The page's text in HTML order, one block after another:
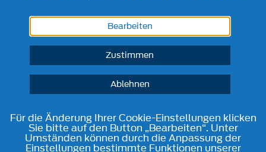
Bearbeiten
Zustimmen
Ablehnen
Für die Änderung Ihrer Cookie-Einstellungen klicken
Sie bitte auf den Button „Bearbeiten“. Unter
Umständen können durch die Anpassung der
Einstellungen bestimmte Funktionen unserer